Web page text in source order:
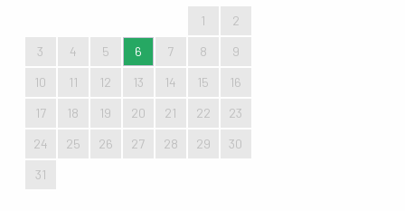
1
2
3
4 5 6 7 8
9
10
11 12 13 14 15
16
17
18 19 20 21 22
23
24
25 26 27 28 29
30
31